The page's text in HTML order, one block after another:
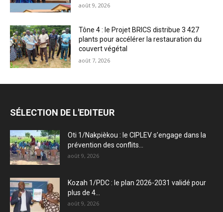
août 9, 2026
Tône 4 : le Projet BRICS distribue 3 427
plants pour accélérer la restauration du
couvert végétal
août 7, 2026
SÉLECTION DE L'EDITEUR
Oti 1/Nakpièkou : le CIPLEV s’engage dans la
prévention des conflits...
août 9, 2026
Kozah 1/PDC : le plan 2026-2031 validé pour
plus de 4...
août 9, 2026